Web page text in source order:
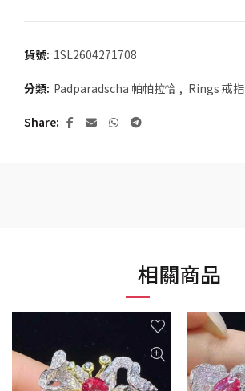
貨號: 1SL2604271708
分類: Padparadscha 帕帕拉恰 , Rings 戒指
Share
相關商品